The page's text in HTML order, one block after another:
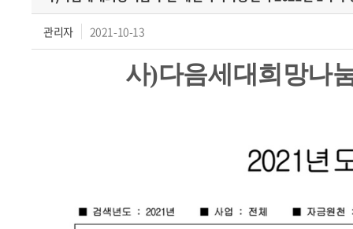
관리자 2021-10-13
사)다음세대희망나